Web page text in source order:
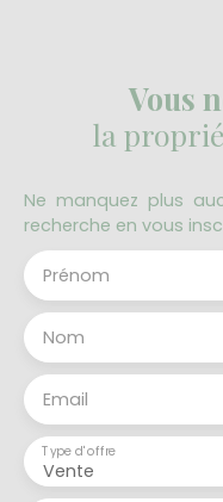
Vous
la
Ne manquez plus
recherche en vous
Prénom
Nom
Email
Vente
Type d'offre